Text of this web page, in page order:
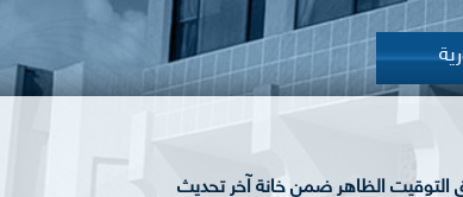
التوقيت الظاهر ضمن خانة آخر تحديث